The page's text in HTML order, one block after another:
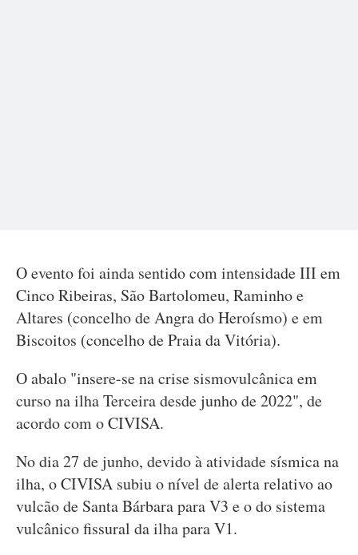
O evento foi ainda sentido com intensidade III em
Cinco Ribeiras, São Bartolomeu, Raminho e
Altares (concelho de Angra do Heroísmo) e em
Biscoitos (concelho de Praia da Vitória).
O abalo "insere-se na crise sismovulcânica em
curso na ilha Terceira desde junho de 2022", de
acordo com o CIVISA.
No dia 27 de junho, devido à atividade sísmica na
ilha, o CIVISA subiu o nível de alerta relativo ao
vulcão de Santa Bárbara para V3 e o do sistema
vulcânico fissural da ilha para V1.